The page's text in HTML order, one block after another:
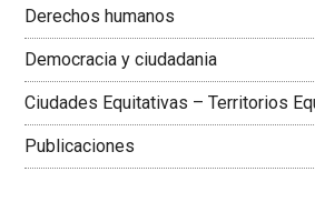
Derechos humanos
Democracia y ciudadania
Ciudades Equitativas – Territorios
Publicaciones